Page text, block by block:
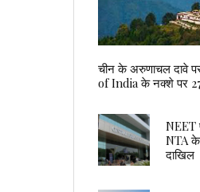
चीन के अरुणाचल दावे
of India के नक्शे पर 27
NEET
NTA के
दाखिल